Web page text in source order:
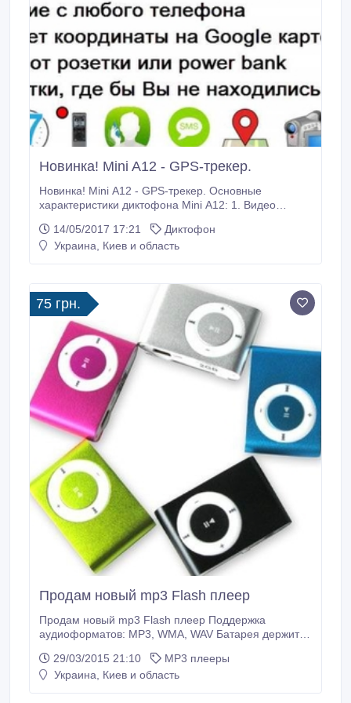
Новинка! Mini A12 - GPS-трекер.
Новинка! Mini A12 - GPS-трекер. Основные
характеристики диктофона Mini A12: 1. Видео
карту. 3. Датчик движения. 4. Карта памяти micro SD
до 32 Гб. 5. Можно найти маячок на Google карте. 6.
14/05/2017 17:21
Диктофон
Украина, Киев и область
75 грн.
Продам новый mp3 Flash плеер
Продам новый mp3 Flash плеер Поддержка
аудиоформатов: MP3, WMA, WAV Батарея держит
комплекте наушники и USB-кабель. Гарантия 1
месяц. Цвет на картинке. Тел. 0665911138.
29/03/2015 21:10
МР3 плееры
Украина, Киев и область